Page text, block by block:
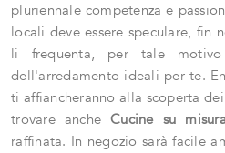
pluriennale competenza e
locali deve essere speculare, fin
li frequenta, per tale
dell'arredamento ideali per te.
ti affiancheranno alla scoperta
trovare ancheCucine su
raffinata. In negozio sarà facile